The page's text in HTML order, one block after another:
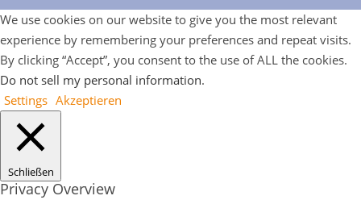
We use cookies on our website to give you the most relevant
experience by remembering your preferences and repeat visits.
By clicking “Accept”, you consent to the use of ALL the cookies.
Do not sell my personal information.
Settings Akzeptieren
Schließen
Privacy Overview